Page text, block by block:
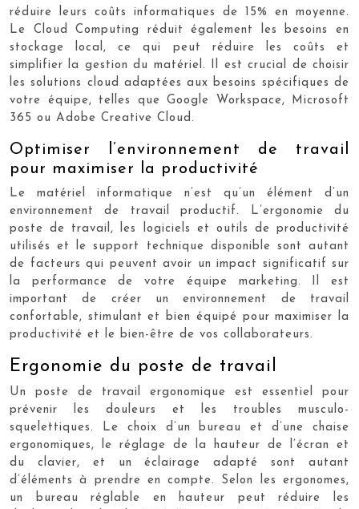
réduire leurs coûts informatiques de 15% en moyenne.
Le Cloud Computing réduit également les besoins en
stockage local, ce qui peut réduire les coûts et
simplifier la gestion du matériel. Il est crucial de choisir
les solutions cloud adaptées aux besoins spécifiques de
votre équipe, telles que Google Workspace, Microsoft
365 ou Adobe Creative Cloud.
Optimiser l’environnement de travail
pour maximiser la productivité
Le matériel informatique n’est qu’un élément d’un
environnement de travail productif. L’ergonomie du
poste de travail, les logiciels et outils de productivité
utilisés et le support technique disponible sont autant
de facteurs qui peuvent avoir un impact significatif sur
la performance de votre équipe marketing. Il est
important de créer un environnement de travail
confortable, stimulant et bien équipé pour maximiser la
productivité et le bien-être de vos collaborateurs.
Ergonomie du poste de travail
Un poste de travail ergonomique est essentiel pour
prévenir les douleurs et les troubles musculo-
squelettiques. Le choix d’un bureau et d’une chaise
ergonomiques, le réglage de la hauteur de l’écran et
du clavier, et un éclairage adapté sont autant
d’éléments à prendre en compte. Selon les ergonomes,
un bureau réglable en hauteur peut réduire les